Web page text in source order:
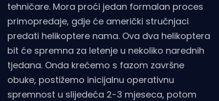
tehničare. Mora proći jedan formalan proces
primopredaje, gdje će američki stručnjaci
predati helikoptere nama. Ova dva helikoptera
bit će spremna za letenje u nekoliko narednih
tjedana. Onda krećemo s fazom završne
obuke, postižemo inicijalnu operativnu
spremnost u slijedeća 2-3 mjeseca, potom